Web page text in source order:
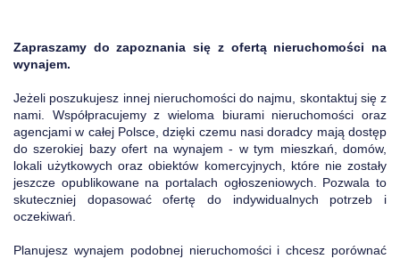
Zapraszamy do zapoznania się z ofertą nieruchomości na
wynajem.
Jeżeli poszukujesz innej nieruchomości do najmu, skontaktuj się z
nami. Współpracujemy z wieloma biurami nieruchomości oraz
agencjami w całej Polsce, dzięki czemu nasi doradcy mają dostęp
do szerokiej bazy ofert na wynajem - w tym mieszkań, domów,
lokali użytkowych oraz obiektów komercyjnych, które nie zostały
jeszcze opublikowane na portalach ogłoszeniowych. Pozwala to
skuteczniej dopasować ofertę do indywidualnych potrzeb i
oczekiwań.
Planujesz wynajem podobnej nieruchomości i chcesz porównać